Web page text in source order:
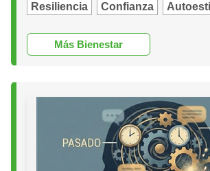
Resiliencia Confianza
Más Bienestar